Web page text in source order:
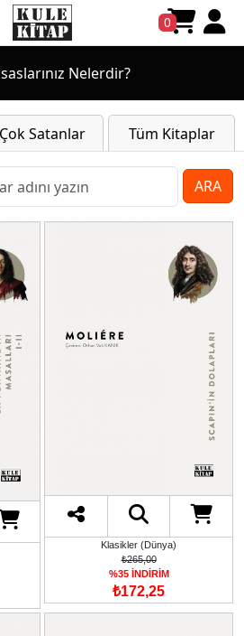
0
Nelerdir?
Çok Satanlar Tüm Kitaplar
ARA
Klasikler (Dünya)
₺265,00
%35 İNDİRİM
₺172,25